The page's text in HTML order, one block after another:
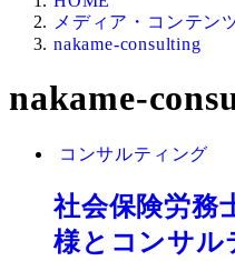
メディア・コンテン
nakame-consulting
nakame-
コンサルティング
社会保険労務
様とコンサル